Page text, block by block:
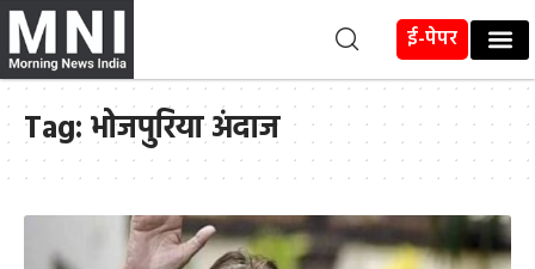
ई-पेपर
Tag:भोजपुरिया अंदाज